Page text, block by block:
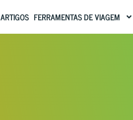
ARTIGOS FERRAMENTAS DE VIAGEM